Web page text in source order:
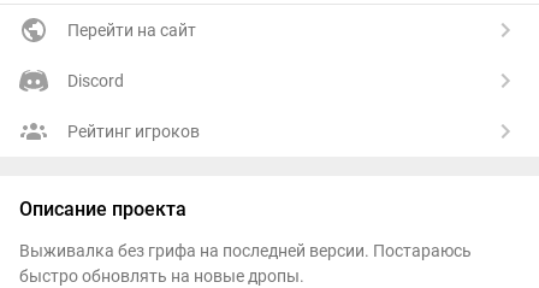
Перейти на сайт
Discord
Рейтинг игроков
Описание проекта
Выживалка без грифа на последней версии. Постараюсь
быстро обновлять на новые дропы.